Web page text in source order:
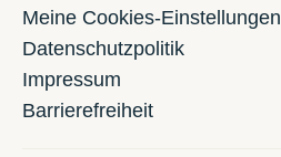
Meine Cookies-Einstellungen
Datenschutzpolitik
Impressum
Barrierefreiheit